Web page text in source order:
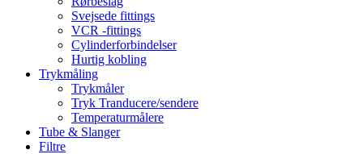
Svejsede fittings
VCR -fittings
Cylinderforbindelser
Hurtig kobling
Trykmåling
Trykmåler
Tryk Tranducere/sendere
Temperaturmålere
Tube & Slanger
Filtre